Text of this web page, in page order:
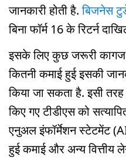
जानकारी होती है.बिजनेस
बिना फॉर्म 16 के रिटर्न
इसके लिए कुछ जरूरी
कितनी कमाई हुई इसकी
किया जा सकता है. इसी
किए गए टीडीएस को
एनुअल इंफॉर्मेशन स्टेटमेंट
हुई कमाई और अन्य वित्तीय